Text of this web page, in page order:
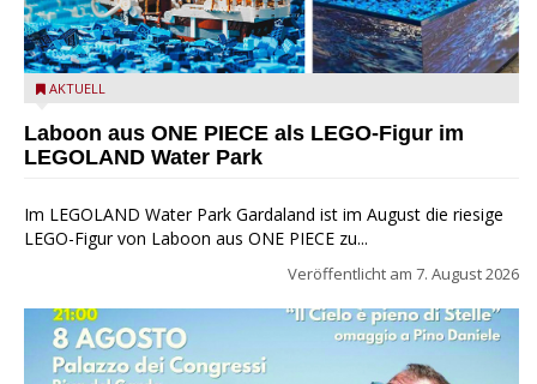
Laboon aus ONE PIECE als LEGO-Figur im LEGOLAND Water
AKTUELL
Laboon aus ONE PIECE als LEGO-Figur im
LEGOLAND Water Park
Im LEGOLAND Water Park Gardaland ist im August die riesige
LEGO-Figur von Laboon aus ONE PIECE zu...
Veröffentlicht am 7. August 2026